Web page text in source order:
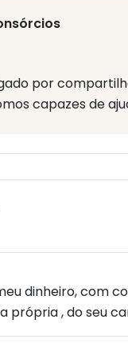
por
capazes de
dinheiro, com
própria , do seu